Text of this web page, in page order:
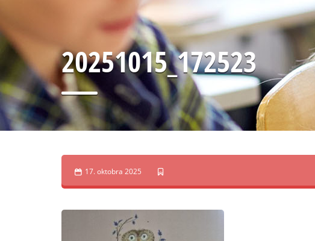
20251015_172523
17. oktobra 2025